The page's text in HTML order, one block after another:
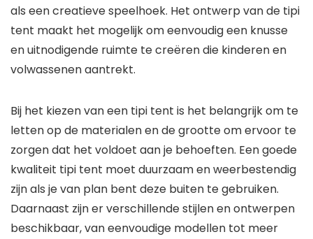
als een creatieve speelhoek. Het ontwerp van de tipi
tent maakt het mogelijk om eenvoudig een knusse
en uitnodigende ruimte te creëren die kinderen en
volwassenen aantrekt.
Bij het kiezen van een tipi tent is het belangrijk om te
letten op de materialen en de grootte om ervoor te
zorgen dat het voldoet aan je behoeften. Een goede
kwaliteit tipi tent moet duurzaam en weerbestendig
zijn als je van plan bent deze buiten te gebruiken.
Daarnaast zijn er verschillende stijlen en ontwerpen
beschikbaar, van eenvoudige modellen tot meer